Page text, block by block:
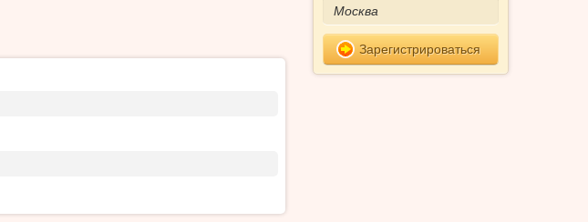
Зарегистрироваться